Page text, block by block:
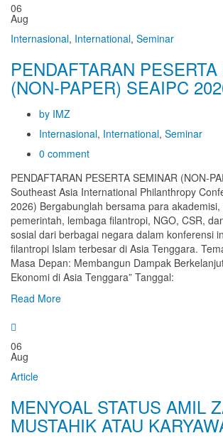
06
Aug
Internasional, International, Seminar
PENDAFTARAN
(NON-PAPER) SEAIPC
by IMZ
Internasional, International, Seminar
0 comment
PENDAFTARAN PESERTA SEMINAR (NON-
Southeast Asia International Philanthropy
2026) Bergabunglah bersama para
pemerintah, lembaga filantropi, NGO, CSR,
sosial dari berbagai negara dalam konferensi
filantropi Islam terbesar di Asia Tenggara.
Masa Depan: Membangun Dampak
Ekonomi di Asia Tenggara” Tanggal:
Read More
06
Aug
Article
MENYOAL STATUS AMIL
MUSTAHIK ATAU